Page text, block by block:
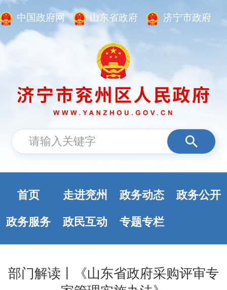
中国政府网 山东省政府 济宁市政府
首页 走进兖州 政务动态 政务公开
政务服务 政民互动 专题专栏
部门解读丨《山东省政府采购评审专